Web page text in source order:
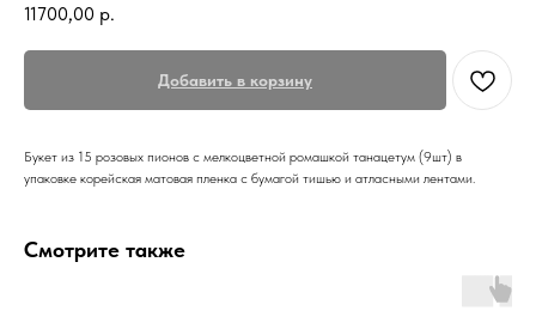
11700,00 р.
Добавить в корзину
Букет из 15 розовых пионов с мелкоцветной ромашкой танацетум (9шт) в
упаковке корейская матовая пленка с бумагой тишью и атласными лентами.
Смотрите также